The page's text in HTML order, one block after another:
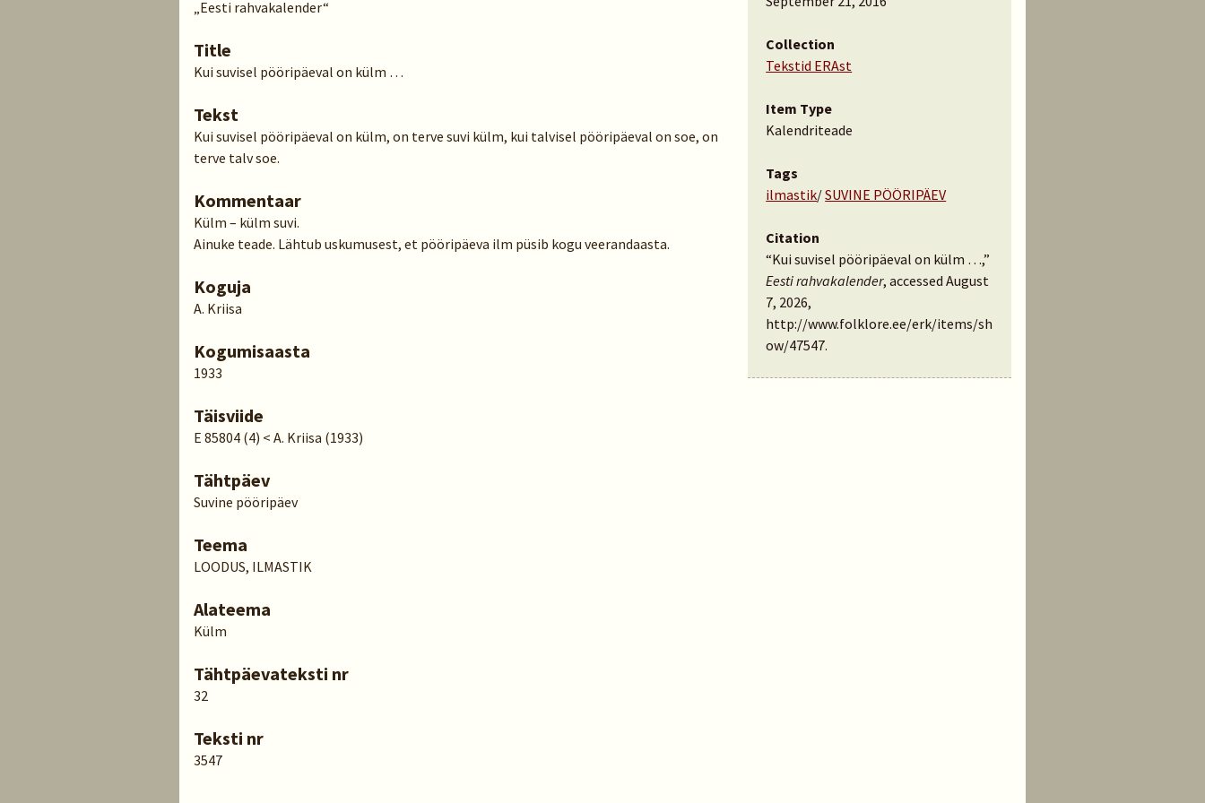
„Eesti rahvakalender“
Title
Kui suvisel pööripäeval on külm …
Tekst
Kui suvisel pööripäeval on külm, on terve suvi külm, kui talvisel pööripäeval on soe, on
terve talv soe.
Kommentaar
Külm – külm suvi.
Ainuke teade. Lähtub uskumusest, et pööripäeva ilm püsib kogu veerandaasta.
Koguja
A. Kriisa
Kogumisaasta
1933
Täisviide
E 85804 (4) < A. Kriisa (1933)
Tähtpäev
Suvine pööripäev
Teema
LOODUS, ILMASTIK
Alateema
Külm
Tähtpäevateksti nr
32
Teksti nr
3547
Collection
Tekstid ERAst
Item Type
Kalendriteade
Tags
ilmastik/SUVINE PÖÖRIPÄEV
Citation
“Kui suvisel pööripäeval on külm …,”
Eesti rahvakalender, accessed August
7, 2026,
http://www.folklore.ee/erk/items/sh
ow/47547.